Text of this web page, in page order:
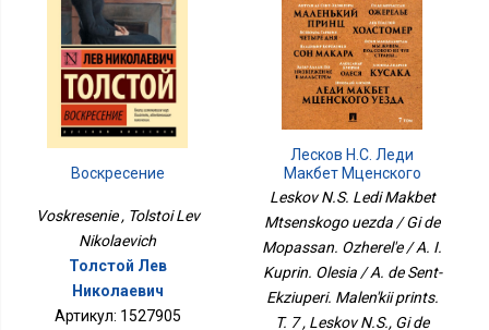
Воскресение
Voskresenie , Tolstoi Lev
Nikolaevich
Толстой Лев
Николаевич
Артикул: 1527905
Лесков Н.С. Леди
Макбет Мценского
Уезда / Ги Де Мопассан.
Олеся / А. Де Сент-
Экзюпери. Маленький
Принц. Т. 7
Leskov N.S. Ledi Makbet
Mtsenskogo uezda / Gi de
Mopassan. Ozherel'e / A. I.
Kuprin. Olesia / A. de Sent-
Ekziuperi. Malen'kii prints.
T. 7 , Leskov N.S., Gi de